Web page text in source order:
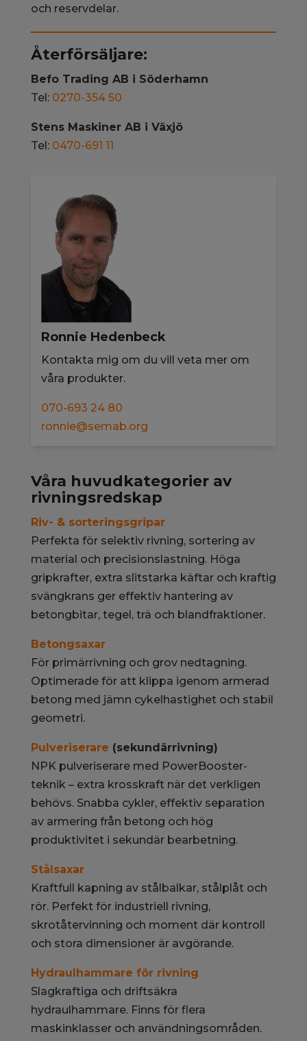
och reservdelar.
Återförsäljare:
Befo Trading AB i Söderhamn
Tel: 0270-354 50
Stens Maskiner AB i Växjö
Tel: 0470-691 11
Ronnie Hedenbeck
Kontakta mig om du vill veta mer om
våra produkter.
070-693 24 80
ronnie@semab.org
Våra huvudkategorier av
rivningsredskap
Riv- & sorteringsgripar
Perfekta för selektiv rivning, sortering av
material och precisionslastning. Höga
gripkrafter, extra slitstarka käftar och kraftig
svängkrans ger effektiv hantering av
betongbitar, tegel, trä och blandfraktioner.
Betongsaxar
För primärrivning och grov nedtagning.
Optimerade för att klippa igenom armerad
betong med jämn cykelhastighet och stabil
geometri.
Pulveriserare (sekundärrivning)
NPK pulveriserare med PowerBooster-
teknik – extra krosskraft när det verkligen
behövs. Snabba cykler, effektiv separation
av armering från betong och hög
produktivitet i sekundär bearbetning.
Stålsaxar
Kraftfull kapning av stålbalkar, stålplåt och
rör. Perfekt för industriell rivning,
skrotåtervinning och moment där kontroll
och stora dimensioner är avgörande.
Hydraulhammare för rivning
Slagkraftiga och driftsäkra
hydraulhammare. Finns för flera
maskinklasser och användningsområden.